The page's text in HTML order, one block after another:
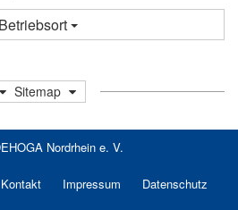
Betriebsort
Sitemap
Nordrhein e. V.
Kontakt Impressum Datenschutz